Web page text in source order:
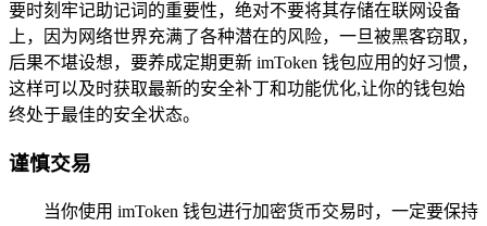
要时刻牢记助记词的重要性，绝对不要将其存储在联网设备
上，因为网络世界充满了各种潜在的风险，一旦被黑客窃取，
后果不堪设想，要养成定期更新 imToken 钱包应用的好习惯，
这样可以及时获取最新的安全补丁和功能优化,让你的钱包始
终处于最佳的安全状态。
谨慎交易
当你使用 imToken 钱包进行加密货币交易时，一定要保持